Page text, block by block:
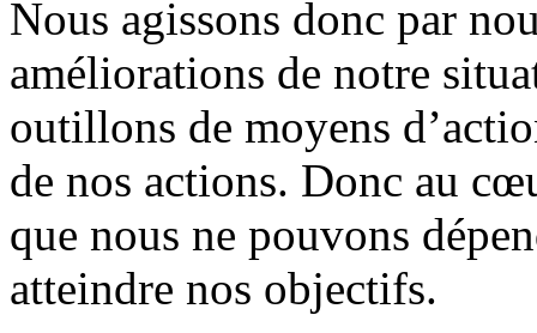
Nous agissons donc par
améliorations de notre
outillons de moyens
de nos actions. Donc au
que nous ne pouvons
atteindre nos objectifs.